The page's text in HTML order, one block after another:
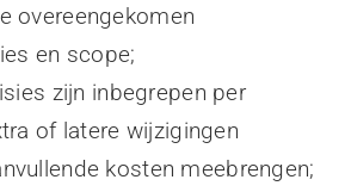
overeengekomen
en scope;
zijn inbegrepen per
of latere wijzigingen
kosten meebrengen;